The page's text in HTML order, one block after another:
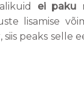
ei paku
lisamise
peaks selle